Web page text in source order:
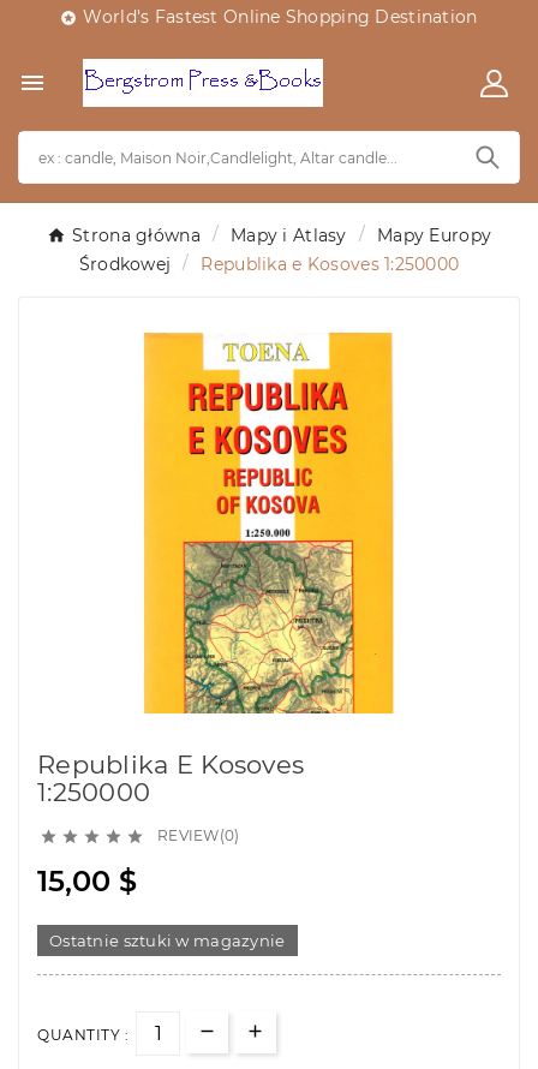
 World's Fastest Online Shopping Destination

Strona główna Mapy i Atlasy
Mapy Europy
Środkowej
Republika e Kosoves 1:250000
Republika E Kosoves
1:250000
     REVIEW(0)
15,00 $
Ostatnie sztuki w magazynie
QUANTITY :